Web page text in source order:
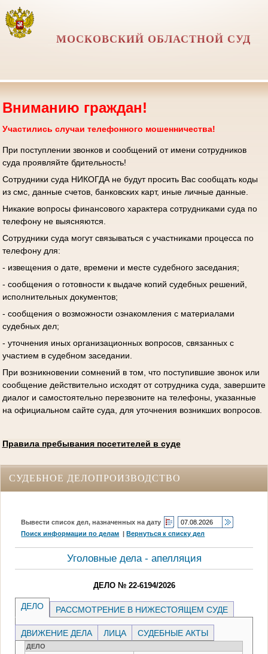
МОСКОВСКИЙ ОБЛАСТНОЙ СУД
Вниманию граждан!
Участились случаи телефонного мошенничества!
При поступлении звонков и сообщений от имени сотрудников
суда проявляйте бдительность!
Сотрудники суда НИКОГДА не будут просить Вас сообщать коды
из смс, данные счетов, банковских карт, иные личные данные.
Никакие вопросы финансового характера сотрудниками суда по
телефону не выясняются.
Сотрудники суда могут связываться с участниками процесса по
телефону для:
- извещения о дате, времени и месте судебного заседания;
- сообщения о готовности к выдаче копий судебных решений,
исполнительных документов;
- сообщения о возможности ознакомления с материалами
судебных дел;
- уточнения иных организационных вопросов, связанных с
участием в судебном заседании.
При возникновении сомнений в том, что поступившие звонок или
сообщение действительно исходят от сотрудника суда, завершите
диалог и самостоятельно перезвоните на телефоны, указанные
на официальном сайте суда, для уточнения возникших вопросов.
Правила пребывания посетителей в суде
СУДЕБНОЕ ДЕЛОПРОИЗВОДСТВО
Вывести список дел, назначенных на дату
Поиск информации по делам |Вернуться к списку дел
Уголовные дела - апелляция
ДЕЛО № 22-6194/2026
ДЕЛО РАССМОТРЕНИЕ В НИЖЕСТОЯЩЕМ СУДЕ
ДВИЖЕНИЕ ДЕЛА ЛИЦА СУДЕБНЫЕ АКТЫ
ДЕЛО